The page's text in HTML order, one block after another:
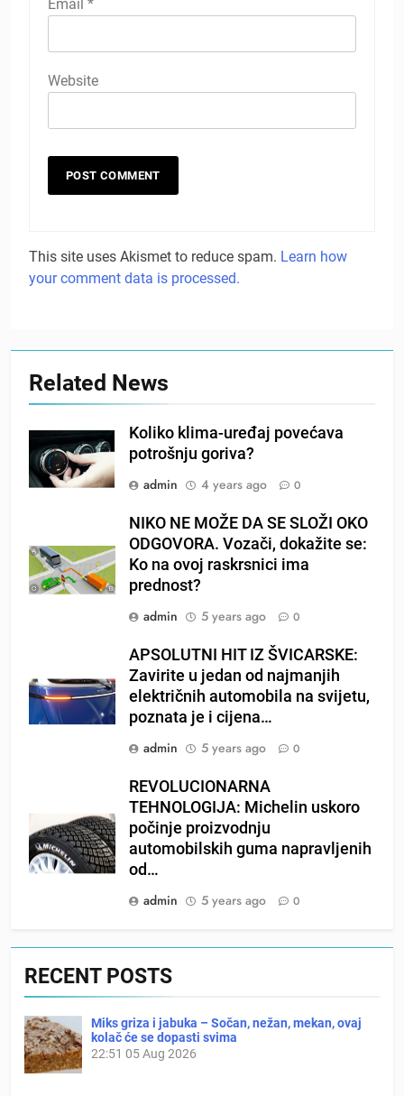
Email *
Website
This site uses Akismet to reduce spam. Learn how
your comment data is processed.
Related News
Koliko klima-uređaj povećava
potrošnju goriva?
admin
4 years ago 0
NIKO NE MOŽE DA SE SLOŽI OKO
ODGOVORA. Vozači, dokažite se:
Ko na ovoj raskrsnici ima
prednost?
admin
5 years ago 0
APSOLUTNI HIT IZ ŠVICARSKE:
Zavirite u jedan od najmanjih
električnih automobila na svijetu,
poznata je i cijena…
admin
5 years ago 0
REVOLUCIONARNA
TEHNOLOGIJA: Michelin uskoro
počinje proizvodnju
automobilskih guma napravljenih
od…
admin
5 years ago 0
RECENT POSTS
Miks griza i jabuka – Sočan, nežan, mekan, ovaj
kolač će se dopasti svima
22:51 05 Aug 2026